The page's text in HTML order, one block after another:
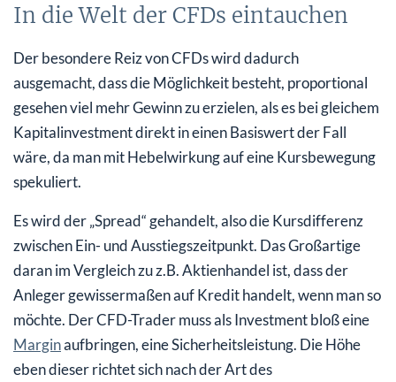
In die Welt der CFDs eintauchen
Der besondere Reiz von CFDs wird dadurch
ausgemacht, dass die Möglichkeit besteht, proportional
gesehen viel mehr Gewinn zu erzielen, als es bei gleichem
Kapitalinvestment direkt in einen Basiswert der Fall
wäre, da man mit Hebelwirkung auf eine Kursbewegung
spekuliert.
Es wird der „Spread“ gehandelt, also die Kursdifferenz
zwischen Ein- und Ausstiegszeitpunkt. Das Großartige
daran im Vergleich zu z.B. Aktienhandel ist, dass der
Anleger gewissermaßen auf Kredit handelt, wenn man so
möchte. Der CFD-Trader muss als Investment bloß eine
Marginaufbringen, eine Sicherheitsleistung. Die Höhe
eben dieser richtet sich nach der Art des